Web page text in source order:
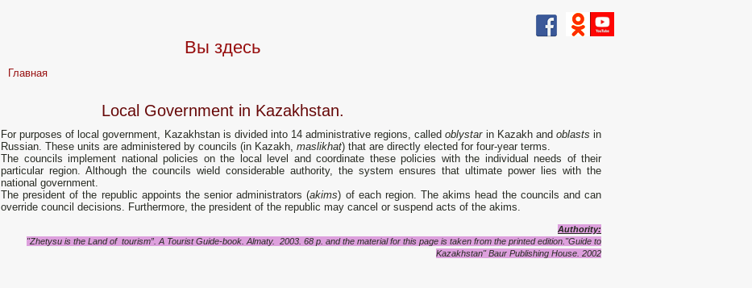
Вы здесь
Главная
Local Government in Kazakhstan.
For purposes of local government, Kazakhstan is divided into 14 administrative regions, calledoblystarin Kazakh and oblasts in
Russian. These units are administered by councils (in Kazakh, maslikhat) that are directly elected for four-year terms.
The councils implement national policies on the local level and coordinate these policies with the individual needs of their
particular region. Although the councils wield considerable authority, the system ensures that ultimate power lies with the
national government.
The president of the republic appoints the senior administrators (akims) of each region. The akims head the councils and can
override council decisions. Furthermore, the president of the republic may cancel or suspend acts of the akims.
Authority:
"Zhetysu is the Land of tourism”. A Tourist Guide-book. Almaty. 2003. 68 p. and the material for this page is taken from the printed edition."Guide to
Kazakhstan" Baur Publishing House. 2002